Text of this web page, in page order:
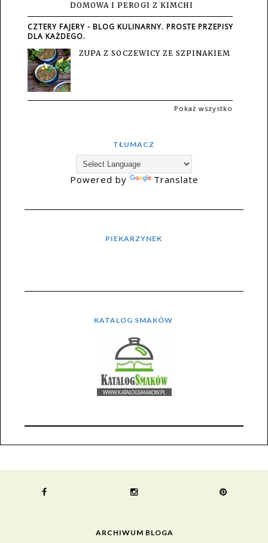
DOMOWA I PEROGI Z KIMCHI
CZTERY FAJERY - BLOG KULINARNY. PROSTE PRZEPISY
DLA KAŻDEGO.
ZUPA Z SOCZEWICY ZE SZPINAKIEM
Pokaż wszystko
TŁUMACZ
Powered by Translate
PIEKARZYNEK
KATALOG SMAKÓW
ARCHIWUM BLOGA